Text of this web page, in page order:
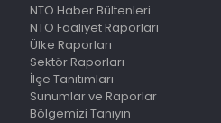
NTO Haber Bültenleri
NTO Faaliyet Raporları
Ülke Raporları
Sektör Raporları
İlçe Tanıtımları
Sunumlar ve Raporlar
Bölgemizi Tanıyın